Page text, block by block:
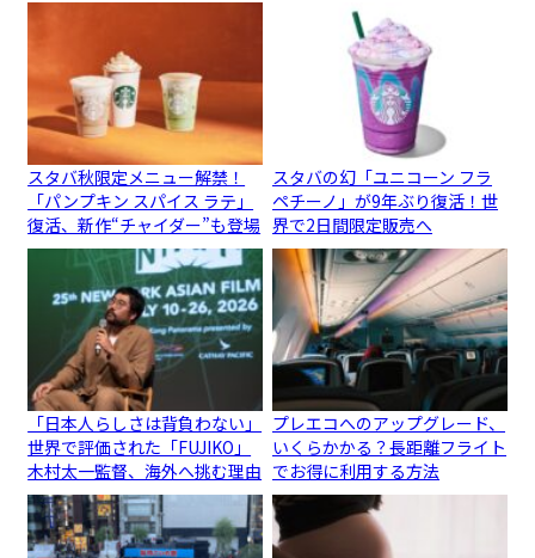
スタバ秋限定メニュー解禁！
「パンプキン スパイス ラテ」
復活、新作“チャイダー”も登場
スタバの幻「ユニコーン フラ
ペチーノ」が9年ぶり復活！世
界で2日間限定販売へ
「日本人らしさは背負わない」
世界で評価された「FUJIKO」
木村太一監督、海外へ挑む理由
プレエコへのアップグレード、
いくらかかる？長距離フライト
でお得に利用する方法